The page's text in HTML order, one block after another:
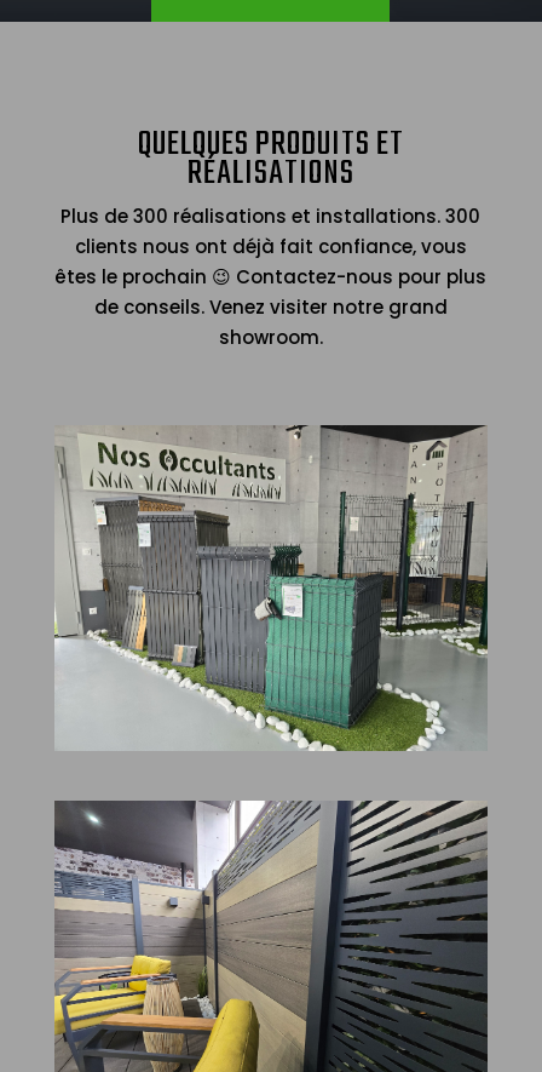
QUELQUES PRODUITS ET
RÉALISATIONS
Plus de 300 réalisations et installations. 300
clients nous ont déjà fait confiance, vous
êtes le prochain 😉 Contactez-nous pour plus
de conseils. Venez visiter notre grand
showroom.